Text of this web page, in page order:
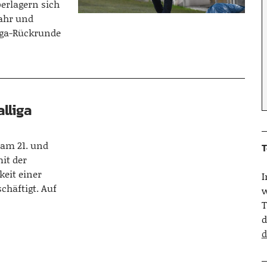
sich
und
Rückrunde
21. und
der
einer
Auf